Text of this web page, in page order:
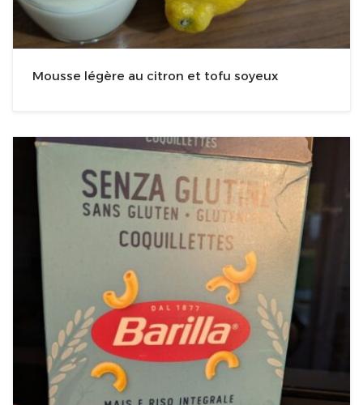
Mousse légère au citron et tofu soyeux